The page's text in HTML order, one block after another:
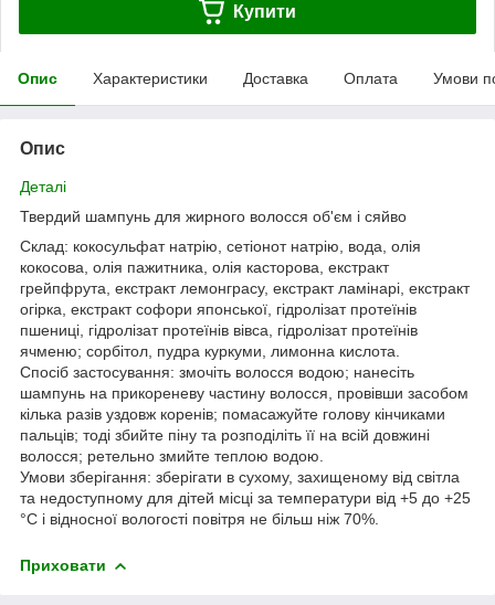
Купити
Опис Характеристики Доставка Оплата Умови
Опис
Деталі
Твердий шампунь для жирного волосся об'єм і сяйво
Склад: кокосульфат натрію, сетіонот натрію, вода, олія
кокосова, олія пажитника, олія касторова, екстракт
грейпфрута, екстракт лемонграсу, екстракт ламінарі, екстракт
огірка, екстракт софори японської, гідролізат протеїнів
пшениці, гідролізат протеїнів вівса, гідролізат протеїнів
ячменю; сорбітол, пудра куркуми, лимонна кислота.
Спосіб застосування: змочіть волосся водою; нанесіть
шампунь на прикореневу частину волосся, провівши засобом
кілька разів уздовж коренів; помасажуйте голову кінчиками
пальців; тоді збийте піну та розподіліть її на всій довжині
волосся; ретельно змийте теплою водою.
Умови зберігання: зберігати в сухому, захищеному від світла
та недоступному для дітей місці за температури від +5 до +25
°C і відносної вологості повітря не більш ніж 70%.
Приховати